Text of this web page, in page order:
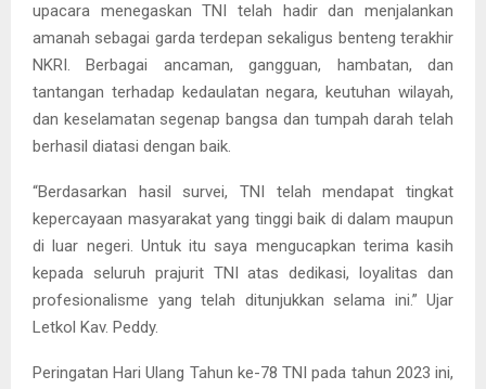
upacara menegaskan TNI telah hadir dan menjalankan
amanah sebagai garda terdepan sekaligus benteng terakhir
NKRI. Berbagai ancaman, gangguan, hambatan, dan
tantangan terhadap kedaulatan negara, keutuhan wilayah,
dan keselamatan segenap bangsa dan tumpah darah telah
berhasil diatasi dengan baik.
“Berdasarkan hasil survei, TNI telah mendapat tingkat
kepercayaan masyarakat yang tinggi baik di dalam maupun
di luar negeri. Untuk itu saya mengucapkan terima kasih
kepada seluruh prajurit TNI atas dedikasi, loyalitas dan
profesionalisme yang telah ditunjukkan selama ini.” Ujar
Letkol Kav. Peddy.
Peringatan Hari Ulang Tahun ke-78 TNI pada tahun 2023 ini,